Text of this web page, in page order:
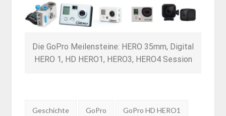
Die GoPro Meilensteine: HERO 35mm, Digital
HERO 1, HD HERO1, HERO3, HERO4 Session
Tags:
Geschichte GoPro GoPro HD HERO1